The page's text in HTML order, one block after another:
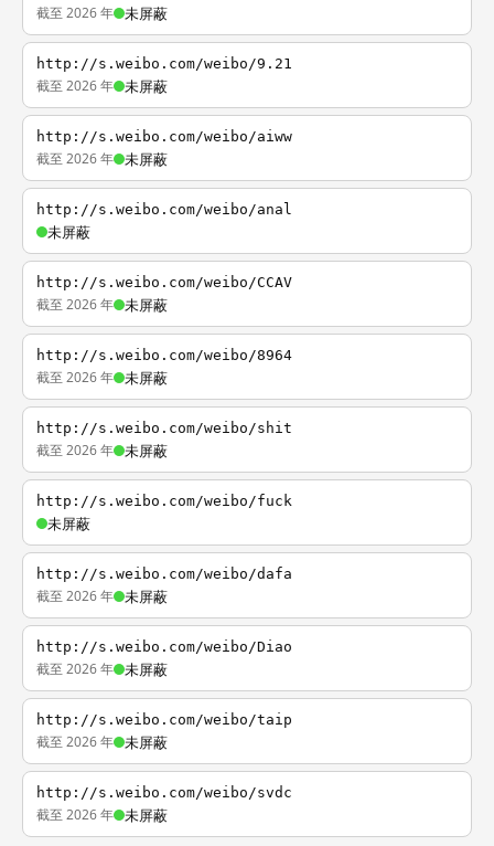
截至 2026 年 未屏蔽
http://s.weibo.com/weibo/9.21
截至 2026 年 未屏蔽
http://s.weibo.com/weibo/aiww
截至 2026 年 未屏蔽
http://s.weibo.com/weibo/anal
未屏蔽
http://s.weibo.com/weibo/CCAV
截至 2026 年 未屏蔽
http://s.weibo.com/weibo/8964
截至 2026 年 未屏蔽
http://s.weibo.com/weibo/shit
截至 2026 年 未屏蔽
http://s.weibo.com/weibo/fuck
未屏蔽
http://s.weibo.com/weibo/dafa
截至 2026 年 未屏蔽
http://s.weibo.com/weibo/Diao
截至 2026 年 未屏蔽
http://s.weibo.com/weibo/taip
截至 2026 年 未屏蔽
http://s.weibo.com/weibo/svdc
截至 2026 年 未屏蔽